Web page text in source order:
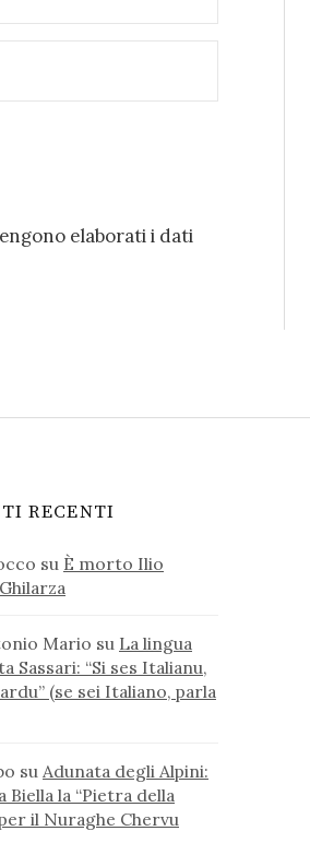
elaborati i dati
RECENTI
su È morto Ilio
Mario su La lingua
Sassari: “Si ses Italianu,
(se sei Italiano, parla
su Adunata degli Alpini:
Biella la “Pietra della
il Nuraghe Chervu